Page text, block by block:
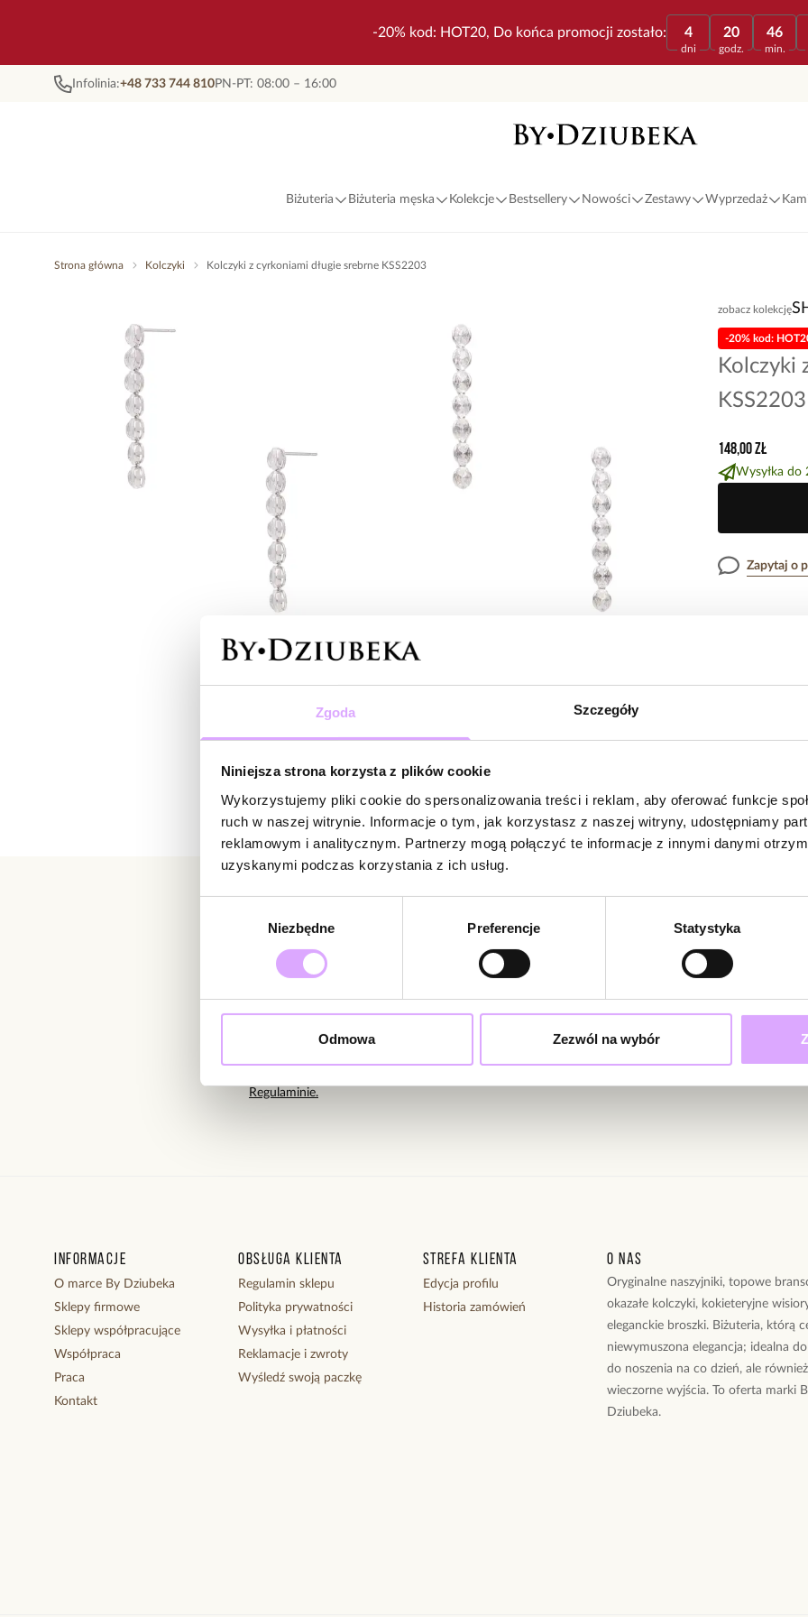
Zgoda Szczegóły
Niniejsza strona korzysta z plików cookie
Wykorzystujemy pliki cookie do spersonalizowania treści i reklam, aby oferować funkcje
ruch w naszej witrynie. Informacje o tym, jak korzystasz z naszej witryny, udostępniamy
reklamowym i analitycznym. Partnerzy mogą połączyć te informacje z innymi danymi
uzyskanymi podczas korzystania z ich usług.
Niezbędne Preferencje Statystyka
Odmowa Zezwól na wybór
-20% kod: HOT20, Do końca promocji zostało: 4
dni
20
godz.
46
min.
Infolinia:+48 733 744 810PN-PT: 08:00 – 16:00
Biżuteria Biżuteria męska Kolekcje Bestsellery Nowości Zestawy Wyprzedaż
Strona główna Kolczyki Kolczyki z cyrkoniami długie srebrne KSS2203
zobacz kolekcję
Kolczyki
KSS2203
-20% kod:
148,00 zł
Wysyłka do
Zapytaj o
bardzo
nadaje
pięknie
Lekka
wyrazistego
nowoczesnego
Surowiec:
Brak opinii
Bądź
W
Newsletter
Bądź na bieżąco z nowościami i promocjami!
Regulaminie.
Informacje
O marce By Dziubeka
Sklepy firmowe
Sklepy współpracujące
Współpraca
Praca
Kontakt
Obsługa klienta
Regulamin sklepu
Polityka prywatności
Wysyłka i płatności
Reklamacje i zwroty
Wyśledź swoją paczkę
Strefa klienta
Edycja profilu
Historia zamówień
O nas
Oryginalne naszyjniki, topowe
okazałe kolczyki, kokieteryjne
eleganckie broszki. Biżuteria, którą
niewymuszona elegancja; idealna
do noszenia na co dzień, ale
wieczorne wyjścia. To oferta marki
Dziubeka.